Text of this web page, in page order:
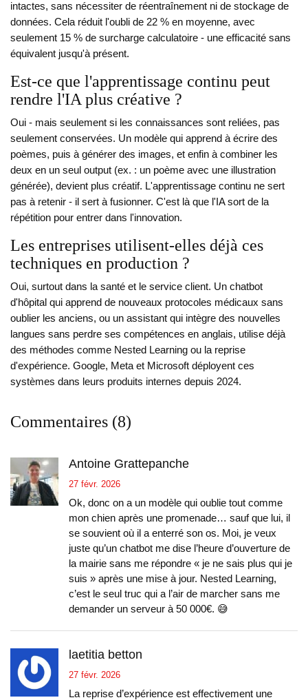
intactes, sans nécessiter de réentraînement ni de stockage de
données. Cela réduit l'oubli de 22 % en moyenne, avec
seulement 15 % de surcharge calculatoire - une efficacité sans
équivalent jusqu'à présent.
Est-ce que l'apprentissage continu peut
rendre l'IA plus créative ?
Oui - mais seulement si les connaissances sont reliées, pas
seulement conservées. Un modèle qui apprend à écrire des
poèmes, puis à générer des images, et enfin à combiner les
deux en un seul output (ex. : un poème avec une illustration
générée), devient plus créatif. L'apprentissage continu ne sert
pas à retenir - il sert à fusionner. C'est là que l'IA sort de la
répétition pour entrer dans l'innovation.
Les entreprises utilisent-elles déjà ces
techniques en production ?
Oui, surtout dans la santé et le service client. Un chatbot
d'hôpital qui apprend de nouveaux protocoles médicaux sans
oublier les anciens, ou un assistant qui intègre des nouvelles
langues sans perdre ses compétences en anglais, utilise déjà
des méthodes comme Nested Learning ou la reprise
d'expérience. Google, Meta et Microsoft déployent ces
systèmes dans leurs produits internes depuis 2024.
Commentaires (8)
Antoine Grattepanche
27 févr. 2026
Ok, donc on a un modèle qui oublie tout comme
mon chien après une promenade… sauf que lui, il
se souvient où il a enterré son os. Moi, je veux
juste qu’un chatbot me dise l’heure d’ouverture de
la mairie sans me répondre « je ne sais plus qui je
suis » après une mise à jour. Nested Learning,
c’est le seul truc qui a l’air de marcher sans me
demander un serveur à 50 000€. 😅
laetitia betton
27 févr. 2026
La reprise d’expérience est effectivement une